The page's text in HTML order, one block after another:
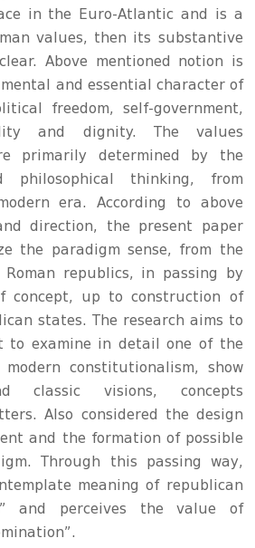
in the Euro-Atlantic and is a
values, then its substantive
Above mentioned notion is
and essential character of
freedom, self-government,
and dignity. The values
primarily determined by the
philosophical thinking, from
era. According to above
direction, the present paper
the paradigm sense, from the
republics, in passing by
concept, up to construction of
states. The research aims to
to examine in detail one of the
constitutionalism, show
classic visions, concepts
Also considered the design
and the formation of possible
Through this passing way,
meaning of republican
and perceives the value of